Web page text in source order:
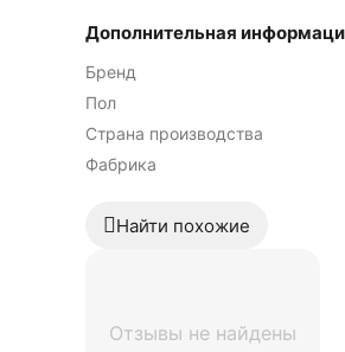
Дополнительная
Бренд
Пол
Страна производства
Фабрика
Найти похожие
Отзывы не найдены